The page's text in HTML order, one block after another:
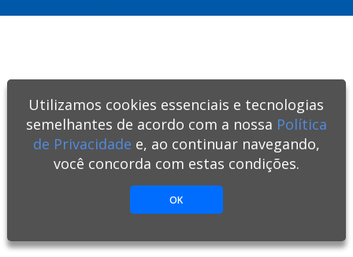
Utilizamos cookies essenciais e tecnologias
semelhantes de acordo com a nossa Política
de Privacidade e, ao continuar navegando,
você concorda com estas condições.
OK